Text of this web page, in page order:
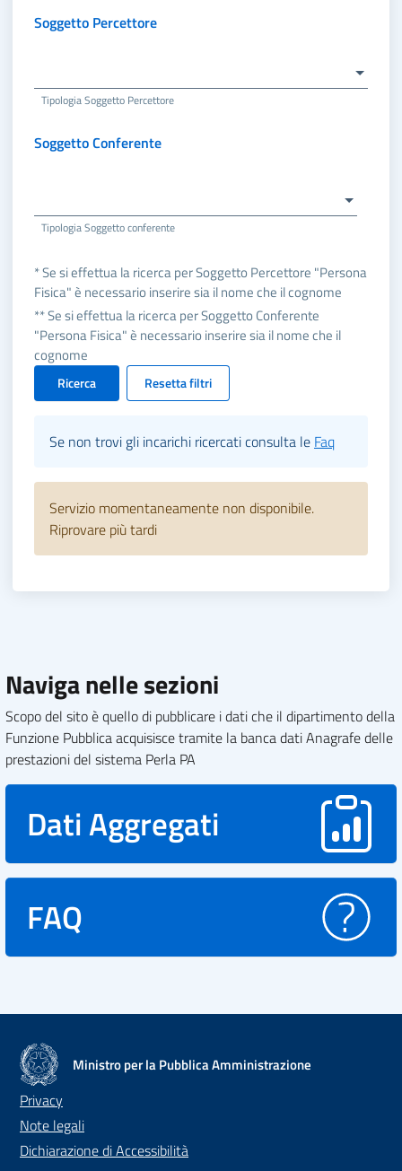
Soggetto Percettore
Tipologia Soggetto Percettore
Soggetto Conferente
Tipologia Soggetto conferente
* Se si effettua la ricerca per Soggetto Percettore "Persona
Fisica" è necessario inserire sia il nome che il cognome
** Se si effettua la ricerca per Soggetto Conferente
"Persona Fisica" è necessario inserire sia il nome che il
cognome
Ricerca Resetta filtri
Se non trovi gli incarichi ricercati consulta le Faq
Servizio momentaneamente non disponibile.
Riprovare più tardi
Naviga nelle sezioni
Scopo del sito è quello di pubblicare i dati che il dipartimento della
Funzione Pubblica acquisisce tramite la banca dati Anagrafe delle
prestazioni del sistema Perla PA
Dati Aggregati
FAQ
Ministro per la Pubblica Amministrazione
Privacy
Note legali
Dichiarazione di Accessibilità